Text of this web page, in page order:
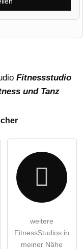
genommen.
Fitnessstudio
und Tanz
weitere
FitnessStudios in
meiner Nähe